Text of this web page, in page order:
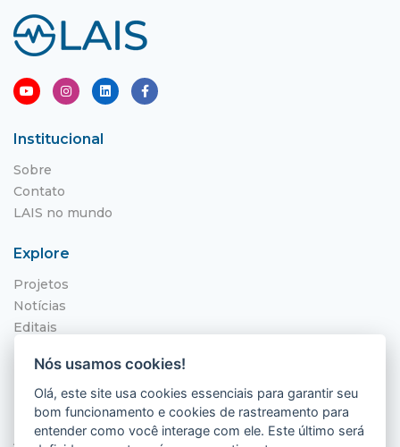
Institucional
Sobre
Contato
LAIS no mundo
Explore
Projetos
Notícias
Editais
Localização
Hospital Universitário Onofre Lopes - HUOL
Av. Nilo Peçanha, 620 - Petrópolis
Nós usamos cookies!
Olá, este site usa cookies essenciais para garantir seu
bom funcionamento e cookies de rastreamento para
entender como você interage com ele. Este último será